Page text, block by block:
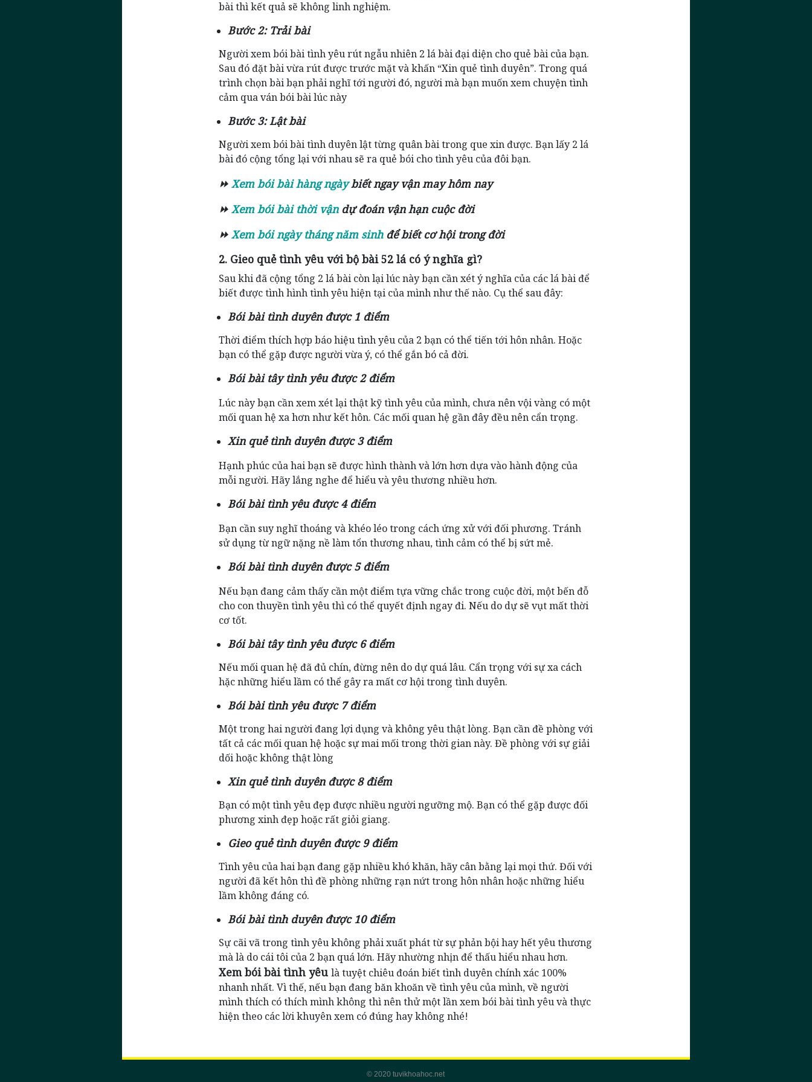
bài thì kết quả sẽ không linh nghiệm.
Bước 2: Trải bài
Người xem bói bài tình yêu rút ngẫu nhiên 2 lá bài đại diện cho quẻ bài của bạn.
Sau đó đặt bài vừa rút được trước mặt và khấn “Xin quẻ tình duyên”. Trong quá
trình chọn bài bạn phải nghĩ tới người đó, người mà bạn muốn xem chuyện tình
cảm qua ván bói bài lúc này
Bước 3: Lật bài
Người xem bói bài tình duyên lật từng quân bài trong que xin được. Bạn lấy 2 lá
bài đó cộng tổng lại với nhau sẽ ra quẻ bói cho tình yêu của đôi bạn.
⏩Xem bói bài hàng ngàybiết ngay vận may hôm nay
⏩Xem bói bài thời vậndự đoán vận hạn cuộc đời
⏩ Xem bói ngày tháng năm sinhđể biết cơ hội trong đời
2. Gieo quẻ tình yêu với bộ bài 52 lá có ý nghĩa gì?
Sau khi đã cộng tổng 2 lá bài còn lại lúc này bạn cần xét ý nghĩa của các lá bài để
biết được tình hình tình yêu hiện tại của mình như thế nào. Cụ thể sau đây:
Bói bài tình duyên được 1 điểm
Thời điểm thích hợp báo hiệu tình yêu của 2 bạn có thể tiến tới hôn nhân. Hoặc
bạn có thể gặp được người vừa ý, có thể gắn bó cả đời.
Bói bài tây tình yêu được 2 điểm
Lúc này bạn cần xem xét lại thật kỹ tình yêu của mình, chưa nên vội vàng có một
mối quan hệ xa hơn như kết hôn. Các mối quan hệ gần đây đều nên cẩn trọng.
Xin quẻ tình duyên được 3 điểm
Hạnh phúc của hai bạn sẽ được hình thành và lớn hơn dựa vào hành động của
mỗi người. Hãy lắng nghe để hiểu và yêu thương nhiều hơn.
Bói bài tình yêu được 4 điểm
Bạn cần suy nghĩ thoáng và khéo léo trong cách ứng xử với đối phương. Tránh
sử dụng từ ngữ nặng nề làm tổn thương nhau, tình cảm có thể bị sứt mẻ.
Bói bài tình duyên được 5 điểm
Nếu bạn đang cảm thấy cần một điểm tựa vững chắc trong cuộc đời, một bến đỗ
cho con thuyền tình yêu thì có thể quyết định ngay đi. Nếu do dự sẽ vụt mất thời
cơ tốt.
Bói bài tây tình yêu được 6 điểm
Nếu mối quan hệ đã đủ chín, đừng nên do dự quá lâu. Cẩn trọng với sự xa cách
hặc những hiểu lầm có thể gây ra mất cơ hội trong tình duyên.
Bói bài tình yêu được 7 điểm
Một trong hai người đang lợi dụng và không yêu thật lòng. Bạn cần đề phòng với
tất cả các mối quan hệ hoặc sự mai mối trong thời gian này. Đề phòng với sự giải
dối hoặc không thật lòng
Xin quẻ tình duyên được 8 điểm
Bạn có một tình yêu đẹp được nhiều người ngưỡng mộ. Bạn có thể gặp được đối
phương xinh đẹp hoặc rất giỏi giang.
Gieo quẻ tình duyên được 9 điểm
Tình yêu của hai bạn đang gặp nhiều khó khăn, hãy cân bằng lại mọi thứ. Đối với
người đã kết hôn thì đề phòng những rạn nứt trong hôn nhân hoặc những hiểu
lầm không đáng có.
Bói bài tình duyên được 10 điểm
Sự cãi vã trong tình yêu không phải xuất phát từ sự phản bội hay hết yêu thương
mà là do cái tôi của 2 bạn quá lớn. Hãy nhường nhịn để thấu hiểu nhau hơn.
Xem bói bài tình yêulà tuyệt chiêu đoán biết tình duyên chính xác 100%
nhanh nhất. Vì thế, nếu bạn đang băn khoăn về tình yêu của mình, về người
mình thích có thích mình không thì nên thử một lần xem bói bài tình yêu và thực
hiện theo các lời khuyên xem có đúng hay không nhé!
© 2020 tuvikhoahoc.net